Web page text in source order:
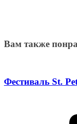
Вам также
Фестиваль St.